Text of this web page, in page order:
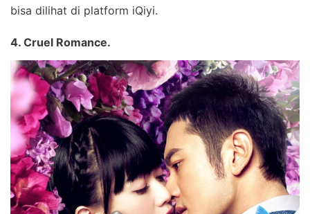
bisa dilihat di platform iQiyi.
4. Cruel Romance.